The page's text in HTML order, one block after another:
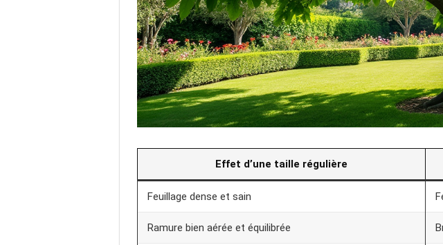
Effet d’une taille régulière
Feuillage dense et sain
Ramure bien aérée et équilibrée